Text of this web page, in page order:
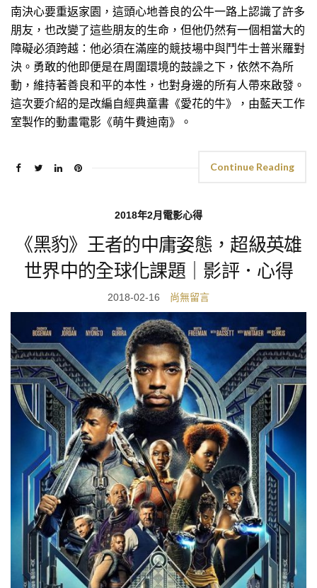
南決心要重返家園，這頭心地善良的公牛一路上認識了許多
朋友，也改變了這些朋友的生命，但他仍然有一個相當大的
障礙必須跨越：他必須在滿座的競技場中與鬥牛士普米羅對
決。勇敢的他即便是在周圍環境的鼓譟之下，依然不為所
動，維持著善良和平的本性，也對身邊的所有人帶來啟發。
這次要介紹的是改編自經典童書《愛花的牛》，由藍天工作
室製作的動畫電影《萌牛費迪南》。
Continue Reading
2018年2月電影心得
《黑豹》王者的中庸姿態，超級英雄
世界中的全球化課題｜影評．心得
2018-02-16 尚無留言